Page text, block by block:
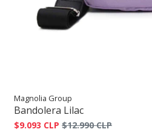
Magnolia Group
Bandolera Lilac
$9.093 CLP $12.990 CLP